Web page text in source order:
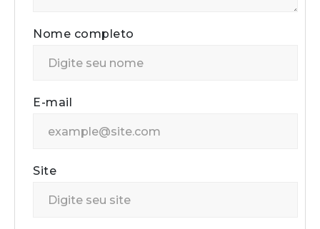
Nome completo
E-mail
Site